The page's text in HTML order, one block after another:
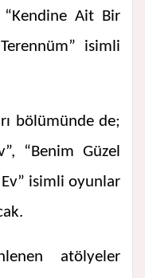
“Kendine Ait Bir
isimli
bölümünde de;
“Benim Güzel
Ev” isimli oyunlar
atölyeler